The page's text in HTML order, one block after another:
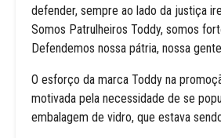
defender, sempre ao lado da justiça
Somos Patrulheiros Toddy, somos
Defendemos nossa pátria, nossa
O esforço da marca Toddy na
motivada pela necessidade de se
embalagem de vidro, que estava